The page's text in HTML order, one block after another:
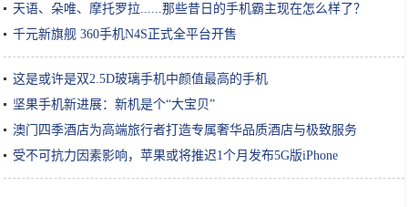
天语、朵唯、摩托罗拉......那些昔日的手机霸主现在怎么样了？
千元新旗舰 360手机N4S正式全平台开售
这是或许是双2.5D玻璃手机中颜值最高的手机
坚果手机新进展：新机是个“大宝贝”
澳门四季酒店为高端旅行者打造专属奢华品质酒店与极致服务
受不可抗力因素影响，苹果或将推迟1个月发布5G版iPhone